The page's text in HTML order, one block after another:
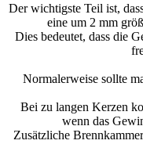
Der wichtigste Teil ist,
eine um 2 mm
Dies bedeutet, dass die
Normalerweise sollte
Bei zu langen Kerzen
wenn das
Zusätzliche